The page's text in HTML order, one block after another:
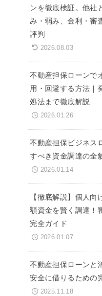
ンを徹底検証。他社
み・弱み、金利・審
評判
2026.08.03
不動産担保ローンで
用・回避する方法｜
処法まで徹底解説
2026.01.26
不動産担保ビジネス
すべき資金調達の全
2026.01.14
【徹底解説】個人向
額資金を賢く調達！
完全ガイド
2026.01.07
不動産担保ローンと
安全に借りるための
2025.11.18